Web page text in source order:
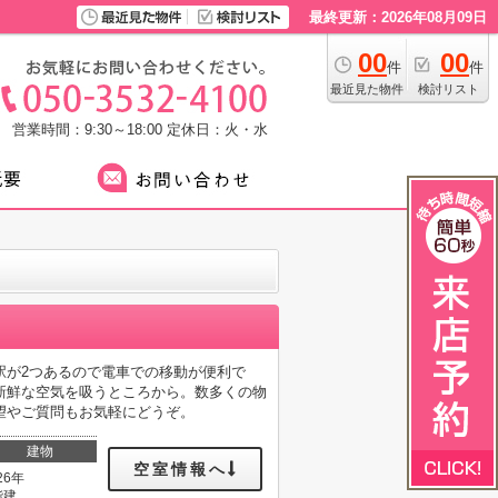
最終更新：2026年08月09日
00件
最近見た物件
00件
検討リスト
営業時間：9:30～18:00 定休日：火・水
2つあるので電車での移動が便利で
な空気を吸うところから。数多くの物
ご質問もお気軽にどうぞ。
建物
年
空室情報へ